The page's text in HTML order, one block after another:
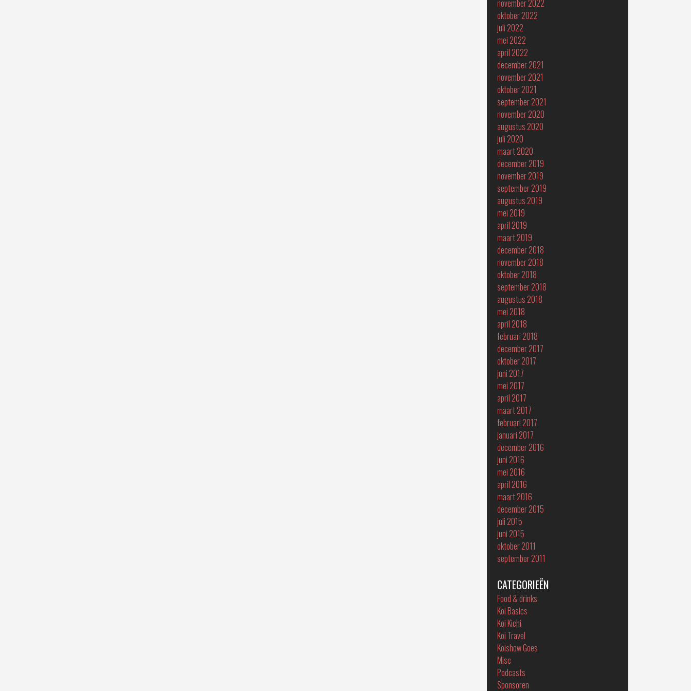
november 2022
oktober 2022
juli 2022
mei 2022
april 2022
december 2021
november 2021
oktober 2021
september 2021
november 2020
augustus 2020
juli 2020
maart 2020
december 2019
november 2019
september 2019
augustus 2019
mei 2019
april 2019
maart 2019
december 2018
november 2018
oktober 2018
september 2018
augustus 2018
mei 2018
april 2018
februari 2018
december 2017
oktober 2017
juni 2017
mei 2017
april 2017
maart 2017
februari 2017
januari 2017
december 2016
juni 2016
mei 2016
april 2016
maart 2016
december 2015
juli 2015
juni 2015
oktober 2011
september 2011
CATEGORIEËN
Food & drinks
Koi Basics
Koi Kichi
Koi Travel
Koishow Goes
Misc
Podcasts
Sponsoren